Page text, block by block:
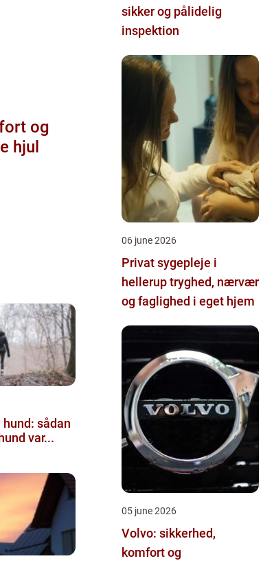
og
hjul
sådan
var...
sikker og pålidelig
inspektion
06 june 2026
Privat sygepleje i
hellerup tryghed, nærvær
og faglighed i eget hjem
05 june 2026
Volvo: sikkerhed,
komfort og